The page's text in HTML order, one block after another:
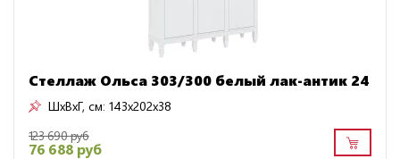
Стеллаж Ольса 303/300 белый лак-антик 24
ШxВxГ, см: 143x202x38
123 690 руб
76 688 руб